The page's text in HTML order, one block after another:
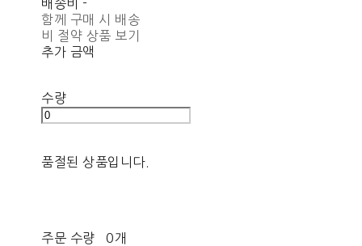
배송비 -
함께 구매 시 배송
비 절약 상품 보기
추가 금액
수량
품절된 상품입니다.
주문 수량
0개